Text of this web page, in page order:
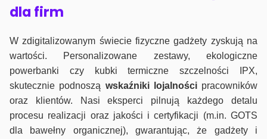
dla firm
W zdigitalizowanym świecie fizyczne gadżety zyskują na
wartości. Personalizowane zestawy, ekologiczne
powerbanki czy kubki termiczne szczelności IPX,
skutecznie podnoszą wskaźniki lojalnościpracowników
oraz klientów. Nasi eksperci pilnują każdego detalu
procesu realizacji oraz jakości i certyfikacji (m.in. GOTS
dla bawełny organicznej), gwarantując, że gadżety i